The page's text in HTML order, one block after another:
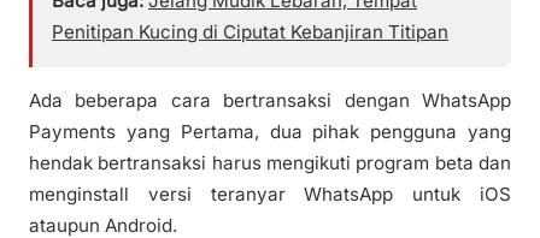
Penitipan Kucing di Ciputat Kebanjiran Titipan
Ada beberapa cara bertransaksi dengan WhatsApp
Payments yang Pertama, dua pihak pengguna yang
hendak bertransaksi harus mengikuti program beta dan
menginstall versi teranyar WhatsApp untuk iOS
ataupun Android.